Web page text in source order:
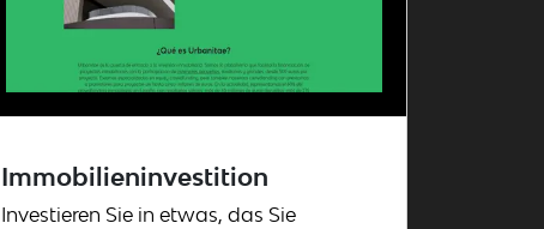
Immobilieninvestition
Investieren Sie in etwas, das Sie